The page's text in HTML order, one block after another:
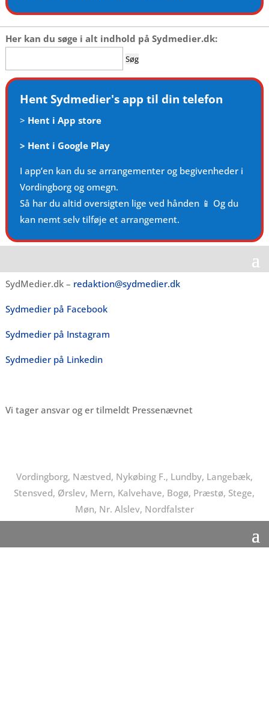
Her kan du søge i alt indhold på Sydmedier.dk:
efter:
Hent Sydmedier's app til din telefon
> Hent i App store
> Hent i Google Play
I app’en kan du se arrangementer og begivenheder i
Vordingborg og omegn.
Så har du altid oversigten lige ved hånden 📱 Og du
kan nemt selv tilføje et arrangement.
SydMedier.dk – redaktion@sydmedier.dk
Sydmedier på Facebook
Sydmedier på Instagram
Sydmedier på Linkedin
Vi tager ansvar og er tilmeldt Pressenævnet
Vordingborg, Næstved, Nykøbing F., Lundby, Langebæk,
Stensved, Ørslev, Mern, Kalvehave, Bogø, Præstø, Stege,
Møn, Nr. Alslev, Nordfalster